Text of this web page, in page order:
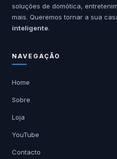
soluções de domótica,
mais. Queremos tornar a sua
inteligente.
NAVEGAÇÃO
Home
Sobre
Loja
YouTube
Contacto